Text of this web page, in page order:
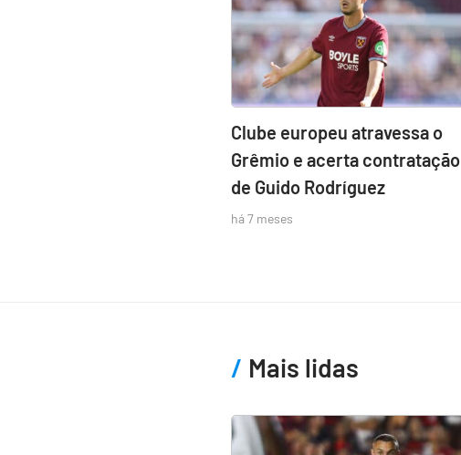
Clube europeu atravessa o
Grêmio e acerta contratação
de Guido Rodríguez
há 7 meses
Mais lidas